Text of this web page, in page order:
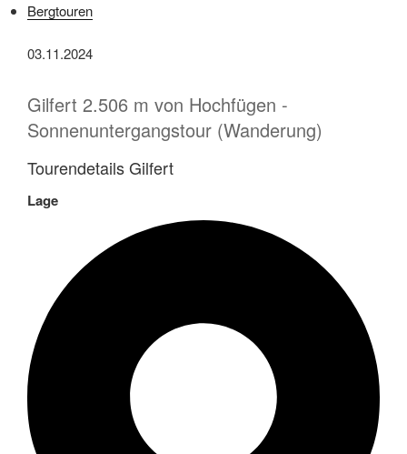
Bergtouren
03.11.2024
Gilfert 2.506 m von Hochfügen -
Sonnenuntergangstour (Wanderung)
Tourendetails Gilfert
Lage